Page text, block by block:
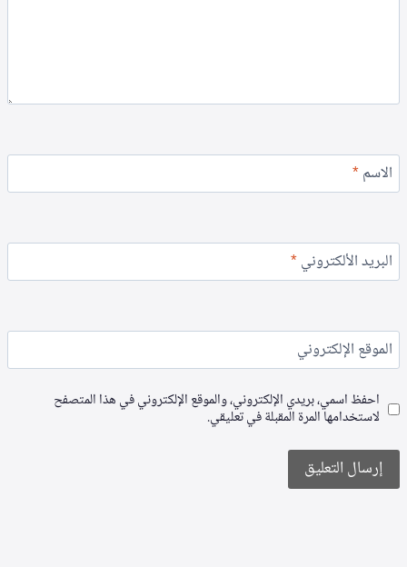
الاسم*
البريد الألكتروني*
الموقع الإلكتروني
احفظ اسمي، بريدي الإلكتروني، والموقع الإلكتروني في هذا المتصفح
لاستخدامها المرة المقبلة في تعليقي.